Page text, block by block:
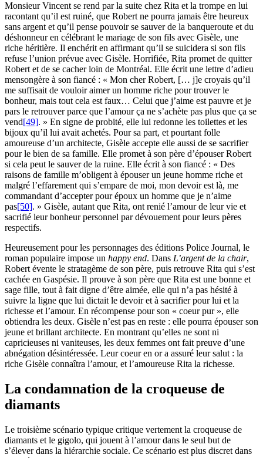
Monsieur Vincent se rend par la suite chez Rita et la trompe en lui
racontant qu’il est ruiné, que Robert ne pourra jamais être heureux
sans argent et qu’il pense pouvoir se sauver de la banqueroute et du
déshonneur en célébrant le mariage de son fils avec Gisèle, une
riche héritière. Il enchérit en affirmant qu’il se suicidera si son fils
refuse l’union prévue avec Gisèle. Horrifiée, Rita promet de quitter
Robert et de se cacher loin de Montréal. Elle écrit une lettre d’adieu
mensongère à son fiancé : « Mon cher Robert, [… j]e croyais qu’il
me suffisait de vouloir aimer un homme riche pour trouver le
bonheur, mais tout cela est faux… Celui que j’aime est pauvre et je
pars le retrouver parce que l’amour ça ne s’achète pas plus que ça se
vend[49]. » En signe de probité, elle lui redonne les toilettes et les
bijoux qu’il lui avait achetés. Pour sa part, et pourtant folle
amoureuse d’un architecte, Gisèle accepte elle aussi de se sacrifier
pour le bien de sa famille. Elle promet à son père d’épouser Robert
si cela peut le sauver de la ruine. Elle écrit à son fiancé : « Des
raisons de famille m’obligent à épouser un jeune homme riche et
malgré l’effarement qui s’empare de moi, mon devoir est là, me
commandant d’accepter pour époux un homme que je n’aime
pas[50]. » Gisèle, autant que Rita, ont renié l’amour de leur vie et
sacrifié leur bonheur personnel par dévouement pour leurs pères
respectifs.
Heureusement pour les personnages des éditions Police Journal, le
roman populaire impose un happy end. Dans L’argent de la chair,
Robert évente le stratagème de son père, puis retrouve Rita qui s’est
cachée en Gaspésie. Il prouve à son père que Rita est une bonne et
sage fille, tout à fait digne d’être aimée, elle qui n’a pas hésité à
suivre la ligne que lui dictait le devoir et à sacrifier pour lui et la
richesse et l’amour. En récompense pour son « coeur pur », elle
obtiendra les deux. Gisèle n’est pas en reste : elle pourra épouser son
jeune et brillant architecte. En montrant qu’elles ne sont ni
capricieuses ni vaniteuses, les deux femmes ont fait preuve d’une
abnégation désintéressée. Leur coeur en or a assuré leur salut : la
riche Gisèle connaîtra l’amour, et l’amoureuse Rita la richesse.
La condamnation de la croqueuse de
diamants
Le troisième scénario typique critique vertement la croqueuse de
diamants et le gigolo, qui jouent à l’amour dans le seul but de
s’élever dans la hiérarchie sociale. Ce scénario est plus discret dans